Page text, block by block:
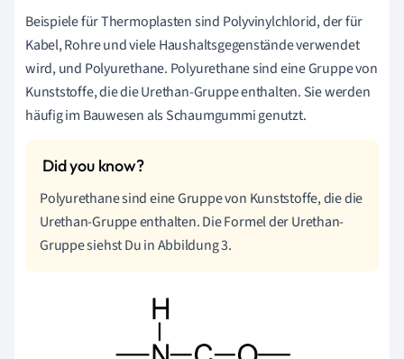
Beispiele für Thermoplasten sind Polyvinylchlorid, der für
Kabel, Rohre und viele Haushaltsgegenstände verwendet
wird, und Polyurethane. Polyurethane sind eine Gruppe von
Kunststoffe, die die Urethan-Gruppe enthalten. Sie werden
häufig im Bauwesen als Schaumgummi genutzt.
Polyurethane sind eine Gruppe von Kunststoffe, die die
Urethan-Gruppe enthalten. Die Formel der Urethan-
Gruppe siehst Du in Abbildung 3.